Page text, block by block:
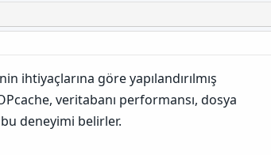
ihtiyaçlarına göre yapılandırılmış
veritabanı performansı, dosya
deneyimi belirler.